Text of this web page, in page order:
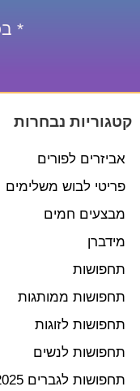
*
קטגוריות נבחרות
אביזרים לפורים
פריטי לבוש משלימים
מבצעים חמים
מידברן
תחפושות
תחפושות ממותגות
תחפושות לזוגות
תחפושות לנשים
תחפושות לגברים 2025